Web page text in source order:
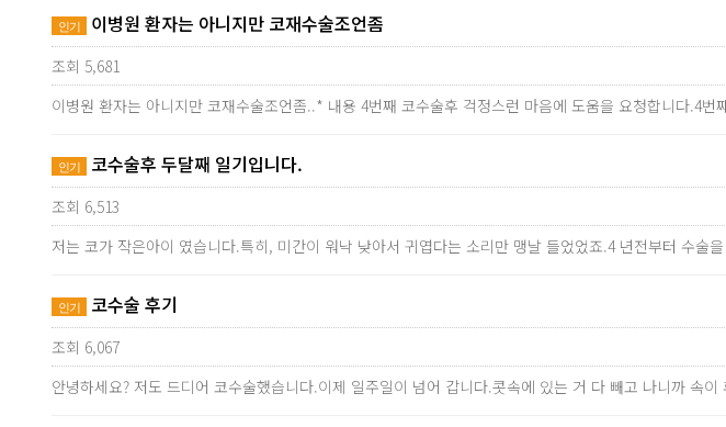
인기 이병원 환자는 아니지만 코재수술조언좀
조회 5,681
이병원 환자는 아니지만 코재수술조언좀..* 내용 4번째 코수술후 걱정스런 마음에 도움을 요청합니다.4
인기 코수술후 두달째 일기입니다.
조회 6,513
저는 코가 작은아이 였습니다.특히, 미간이 워낙 낮아서 귀엽다는 소리만 맹날 들었었죠.4 년전부터 수
인기 코수술 후기
조회 6,067
안녕하세요? 저도 드디어 코수술했습니다.이제 일주일이 넘어 갑니다.콧속에 있는 거 다 빼고 나니까 속